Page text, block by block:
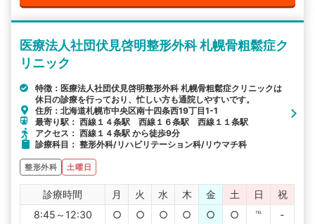
医療法人社団伏見啓明整形外科 札幌骨粗鬆症ク
リニック
特徴：医療法人社団伏見啓明整形外科 札幌骨粗鬆症クリニックは
休日の診療を行っており、忙しい方も通院しやすいです。
住所：北海道札幌市中央区南十四条西19丁目1-1
最寄り駅： 西線１４条駅 西線１６条駅 西線１１条駅
アクセス： 西線１４条駅 から徒歩9分
診療科目： 整形外科/リハビリテーション科/リウマチ科
整形外科 土曜日
診療時間 月 火 水 木 金 土 日
祝
8:45～12:30
○ ○ ○ ○ ○ ○ ℡
-